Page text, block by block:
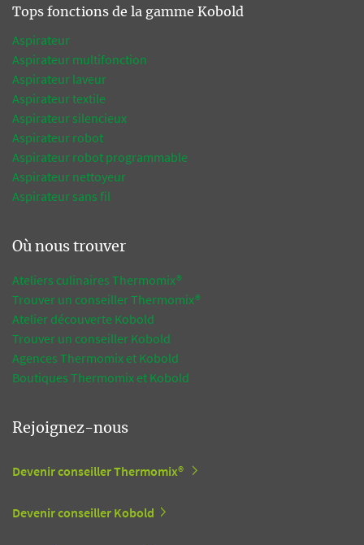
Tops fonctions de la gamme Kobold
Aspirateur
Aspirateur multifonction
Aspirateur laveur
Aspirateur textile
Aspirateur silencieux
Aspirateur robot
Aspirateur robot programmable
Aspirateur nettoyeur
Aspirateur sans fil
Où nous trouver
Ateliers culinaires Thermomix®
Trouver un conseiller Thermomix®
Atelier découverte Kobold
Trouver un conseiller Kobold
Agences Thermomix et Kobold
Boutiques Thermomix et Kobold
Rejoignez-nous
Devenir conseiller Thermomix®
Devenir conseiller Kobold